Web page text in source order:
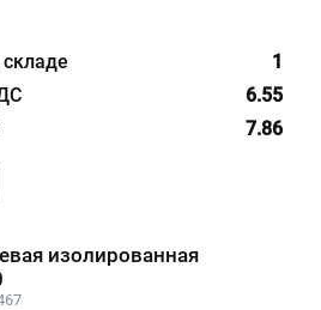
1
6.55
7.86
изолированная